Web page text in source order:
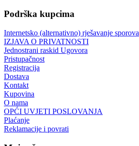
Podrška kupcima
Internetsko (alternativno) rješavanje sporova
IZJAVA O PRIVATNOSTI
Jednostrani raskid Ugovora
Pristupačnost
Registracija
Dostava
Kontakt
Kupovina
O nama
OPĆI UVJETI POSLOVANJA
Plaćanje
Reklamacije i povrati